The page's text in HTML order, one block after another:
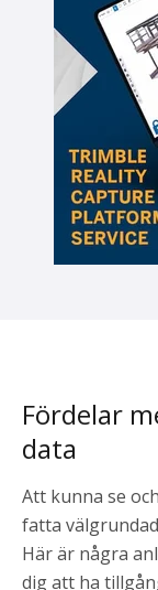
Fördelar
data
Att kunna se
fatta
Här är några
dig att ha